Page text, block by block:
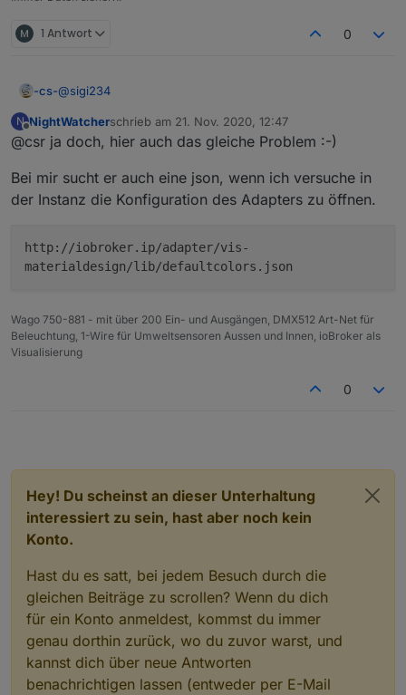
1 Antwort 0
-cs-@sigi234
Nö, aber ein Bett in das ich jetzt muss
Morgen muss wieder Kohle für diese Spielereien
habe ich heute mit anderen Widgets gemacht.
... Achso dennoch Danke
N
Offline
NightWatcherschrieb am 21. Nov. 2020, 12:47
zuletzt editiert von
@csr ja doch, hier auch das gleiche Problem :-)
Bei mir sucht er auch eine json, wenn ich versuche in
der Instanz die Konfiguration des Adapters zu öffnen.
http://iobroker.ip/adapter/vis-
materialdesign/lib/defaultcolors.json
Wago 750-881 - mit über 200 Ein- und Ausgängen, DMX512 Art-Net für
Beleuchtung, 1-Wire für Umweltsensoren Aussen und Innen, ioBroker als
Visualisierung
0
Hey! Du scheinst an dieser Unterhaltung
interessiert zu sein, hast aber noch kein
Konto.
Hast du es satt, bei jedem Besuch durch die
gleichen Beiträge zu scrollen? Wenn du dich
für ein Konto anmeldest, kommst du immer
genau dorthin zurück, wo du zuvor warst, und
kannst dich über neue Antworten
benachrichtigen lassen (entweder per E-Mail